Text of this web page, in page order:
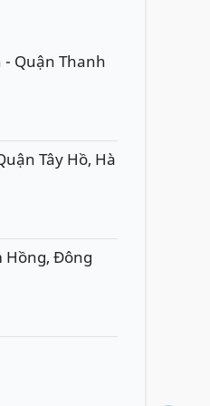
- Quận Thanh
Tây Hồ, Hà
Hồng, Đông